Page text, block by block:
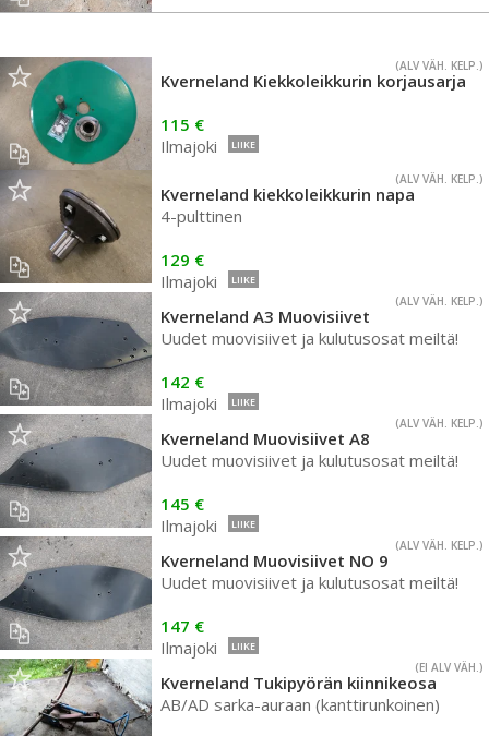
(ALV VÄH. KELP.)
Kverneland Kiekkoleikkurin korjausarja
115 €
Ilmajoki
LIIKE
(ALV VÄH. KELP.)
Kverneland kiekkoleikkurin napa
4-pulttinen
129 €
Ilmajoki
LIIKE
(ALV VÄH. KELP.)
Kverneland A3 Muovisiivet
Uudet muovisiivet ja kulutusosat meiltä!
142 €
Ilmajoki
LIIKE
(ALV VÄH. KELP.)
Kverneland Muovisiivet A8
Uudet muovisiivet ja kulutusosat meiltä!
145 €
Ilmajoki
LIIKE
(ALV VÄH. KELP.)
Kverneland Muovisiivet NO 9
Uudet muovisiivet ja kulutusosat meiltä!
147 €
Ilmajoki
LIIKE
(EI ALV VÄH.)
Kverneland Tukipyörän kiinnikeosa
AB/AD sarka-auraan (kanttirunkoinen)